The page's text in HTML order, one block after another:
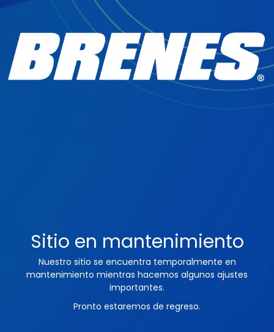
Sitio en mantenimiento
Nuestro sitio se encuentra temporalmente en
mantenimiento mientras hacemos algunos ajustes
importantes.
Pronto estaremos de regreso.